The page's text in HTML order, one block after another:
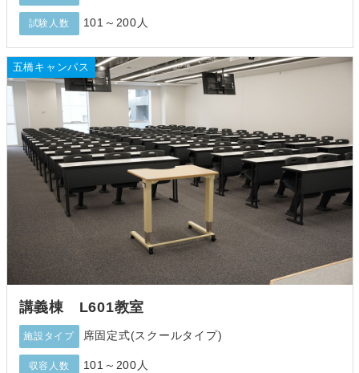
試験人数 101～200人
五橋キャンパス
講義棟 L601教室
施設タイプ 席固定式(スクールタイプ)
収容人数 101～200人